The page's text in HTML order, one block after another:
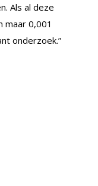
Als al deze
maar 0,001
onderzoek.”